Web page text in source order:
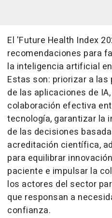
El 'Future Health Index
recomendaciones para
la inteligencia artificial
Estas son: priorizar a
de las aplicaciones de
colaboración efectiva
tecnología, garantizar la
de las decisiones
acreditación científica,
para equilibrar
paciente e impulsar la
los actores del sector
que responsan a
confianza.